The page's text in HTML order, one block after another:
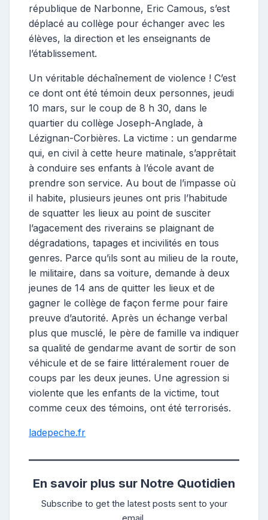
république de Narbonne, Eric Camous, s’est
déplacé au collège pour échanger avec les
élèves, la direction et les enseignants de
l’établissement.
Un véritable déchaînement de violence ! C’est
ce dont ont été témoin deux personnes, jeudi
10 mars, sur le coup de 8 h 30, dans le
quartier du collège Joseph-Anglade, à
Lézignan-Corbières. La victime : un gendarme
qui, en civil à cette heure matinale, s’apprêtait
à conduire ses enfants à l’école avant de
prendre son service. Au bout de l’impasse où
il habite, plusieurs jeunes ont pris l’habitude
de squatter les lieux au point de susciter
l’agacement des riverains se plaignant de
dégradations, tapages et incivilités en tous
genres. Parce qu’ils sont au milieu de la route,
le militaire, dans sa voiture, demande à deux
jeunes de 14 ans de quitter les lieux et de
gagner le collège de façon ferme pour faire
preuve d’autorité. Après un échange verbal
plus que musclé, le père de famille va indiquer
sa qualité de gendarme avant de sortir de son
véhicule et de se faire littéralement rouer de
coups par les deux jeunes. Une agression si
violente que les enfants de la victime, tout
comme ceux des témoins, ont été terrorisés.
ladepeche.fr
En savoir plus sur Notre Quotidien
Subscribe to get the latest posts sent to your
email.